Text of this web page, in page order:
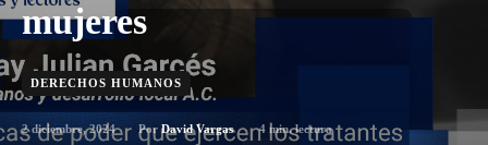
mujeres
DERECHOS HUMANOS
2 diciembre, 2024 Por David Vargas 4 min. lectura